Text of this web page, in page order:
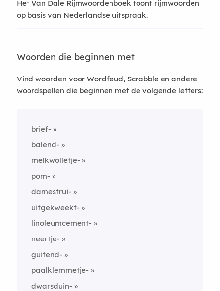
Het Van Dale Rijmwoordenboek toont rijmwoorden
op basis van Nederlandse uitspraak.
Woorden die beginnen met
Vind woorden voor Wordfeud, Scrabble en andere
woordspellen die beginnen met de volgende letters:
brief-
balend-
melkwolletje-
pom-
damestrui-
uitgekweekt-
linoleumcement-
neertje-
guitend-
paalklemmetje-
dwarsduin-